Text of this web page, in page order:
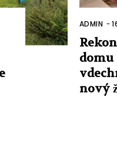
ADMIN -
domu
nový